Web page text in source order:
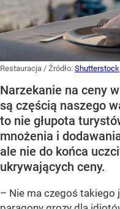
Restauracja / Źródło: Shutterstock
Narzekanie na ceny
są częścią naszego
to nie głupota
mnożenia i
ale nie do końca
ukrywających ceny.
– Nie ma czegoś takiego